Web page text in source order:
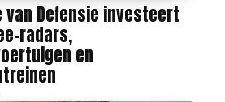
Defensie investeert
radars,
en